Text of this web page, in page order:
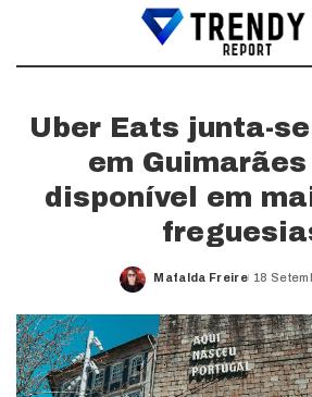
Uber Eats junta-
em
disponível em
Posted
Mafalda Freire 18